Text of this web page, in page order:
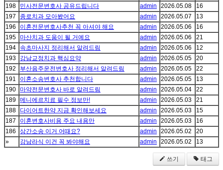
198
민사전문변호사 공유드립니다 admin 2026.05.08
16
197
종로치과 모아봤어요 admin 2026.05.07
13
196
이혼전문변호사추천 꼭 아셔야 해요 admin 2026.05.06
16
195
마산치과 도움이 될 거예요 admin 2026.05.06
21
194
속초마사지 정리해서 알려드림 admin 2026.05.06
12
193
강남교정치과 핵심요약 admin 2026.05.05
20
192
부산음주운전변호사 정리해서 알려드림 admin 2026.05.05
22
191
이혼소송변호사 추천합니다 admin 2026.05.05
13
190
마약전문변호사 바로 알려드림 admin 2026.05.04
22
189 메니에르치료 필수 정보만! admin 2026.05.03
21
188
다이어트한약 지금 확인해보세요 admin 2026.05.03
15
187
이혼변호사비용 주요 내용만 admin 2026.05.03
16
186
상간소송 이거 어때요? admin 2026.05.02
20
»
강남라식 이건 꼭 봐야해요 admin 2026.05.02 13
쓰기 태그